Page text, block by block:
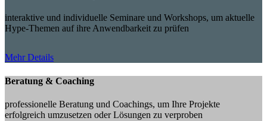
interaktive und individuelle Seminare und Workshops, um aktuelle
Hype-Themen auf ihre Anwendbarkeit zu prüfen
Mehr Details
Beratung & Coaching
professionelle Beratung und Coachings, um Ihre Projekte
erfolgreich umzusetzen oder Lösungen zu verproben